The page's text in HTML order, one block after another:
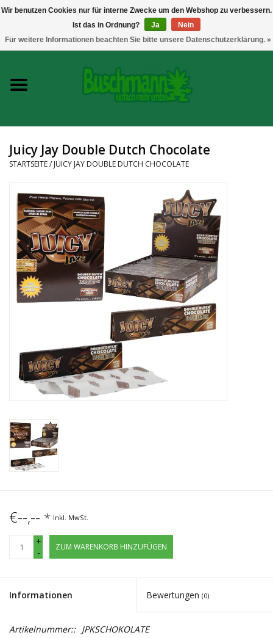
Growshop
Messtechnik
Headshop
Vaporizer
CBD und Hanfextrakte
Marken
Juicy Jay Double Dutch Chocolate
STARTSEITE/ JUICY JAY DOUBLE DUTCH CHOCOLATE
€--,-- * Inkl. MwSt.
+
-
ZUM WARENKORB HINZUFÜGEN
Informationen Bewertungen (0)
Artikelnummer:: JPKSCHOKOLATE
Wir benutzen Cookies nur für interne Zwecke um den Webshop zu verbessern.
Ist das in Ordnung?
Ja
Nein
Für weitere Informationen beachten Sie bitte unsere Datenschutzerklärung. »